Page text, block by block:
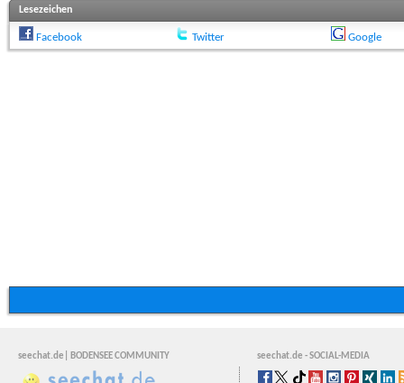
Lesezeichen
Facebook Twitter Google
seechat.de| BODENSEE COMMUNITY seechat.de - SOCIAL-MEDIA